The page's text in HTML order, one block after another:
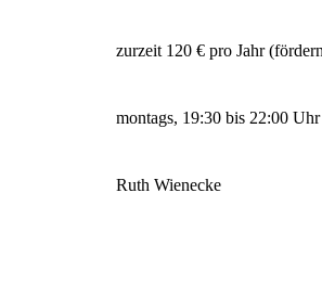
zurzeit 120 € pro Jahr
montags, 19:30 bis 22:00
Ruth Wienecke